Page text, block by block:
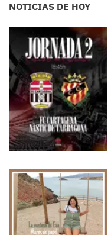
NOTICIAS DE HOY